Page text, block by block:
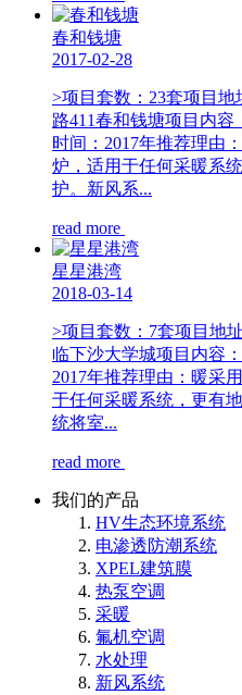
春和钱塘
2017-02-28
>项目套数：23套项目
路411春和钱塘项目内容
时间：2017年推荐理由
炉，适用于任何采暖系
护。新风系...
read more
星星港湾
2018-03-14
>项目套数：7套项目地
临下沙大学城项目内容
2017年推荐理由：暖采
于任何采暖系统，更有
统将室...
read more
我们的产品
HV生态环境系统
电渗透防潮系统
XPEL建筑膜
热泵空调
采暖
氟机空调
水处理
新风系统